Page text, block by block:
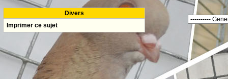
Divers
Imprimer ce sujet